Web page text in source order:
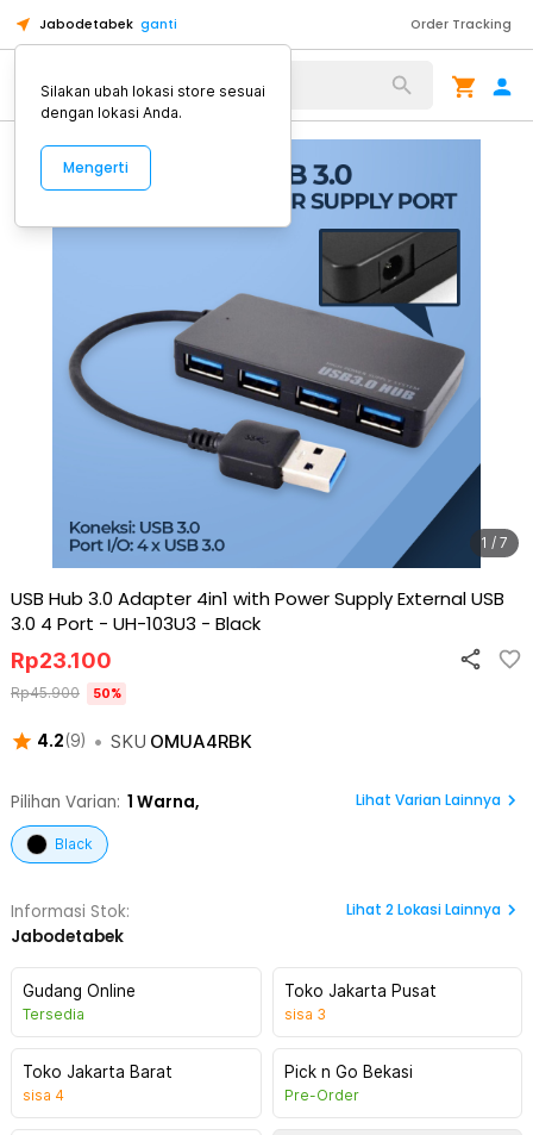
Jabodetabek ganti Order Tracking
Alat Kopi
1 / 7
USB Hub 3.0 Adapter 4in1 with Power Supply External USB
3.0 4 Port - UH-103U3 - Black
4.2(9) • SKU OMUA4RBK
Rp23.100
Rp45.900 50%
Pilihan Varian: 1 Warna, Lihat Varian Lainnya
Black
Informasi Stok:
Jabodetabek
Lihat 2Lokasi Lainnya
Gudang Online
Tersedia
Toko Jakarta Pusat
sisa 3
Toko Jakarta Barat
sisa 4
Pick n Go Bekasi
Pre-Order
Silakan ubah lokasi store sesuai
dengan lokasi Anda.
Mengerti